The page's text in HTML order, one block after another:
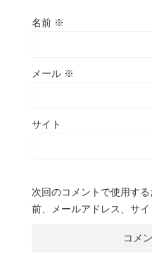
名前 ※
メール ※
サイト
次回のコメントで使用す
前、メールアドレス、サイ